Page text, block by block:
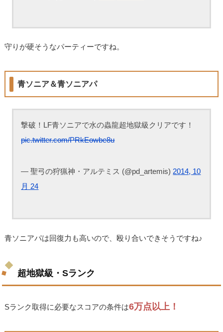
守りが硬そうなパーティーですね。
青ソニア＆青ソニアパ
撃破！LF青ソニアで水の蟲龍超地獄級クリアです！
pic.twitter.com/PRkEowbe8u
— 聖弓の狩猟神・アルテミス (@pd_artemis) 2014, 10
月 24
青ソニアパは回復力も高いので、殴り合いできそうですね♪
超地獄級・Sランク
Sランク取得に必要なスコアの条件は6万点以上！